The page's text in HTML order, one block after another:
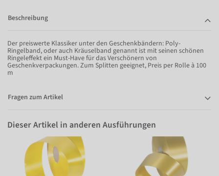
Beschreibung
Der preiswerte Klassiker unter den Geschenkbändern: Poly-
Ringelband, oder auch Kräuselband genannt ist mit seinen schönen
Ringeleffekt ein Must-Have für das Verschönern von
Geschenkverpackungen. Zum Splitten geeignet, Preis per Rolle à 100
m
Fragen zum Artikel
Dieser Artikel in anderen Ausführungen